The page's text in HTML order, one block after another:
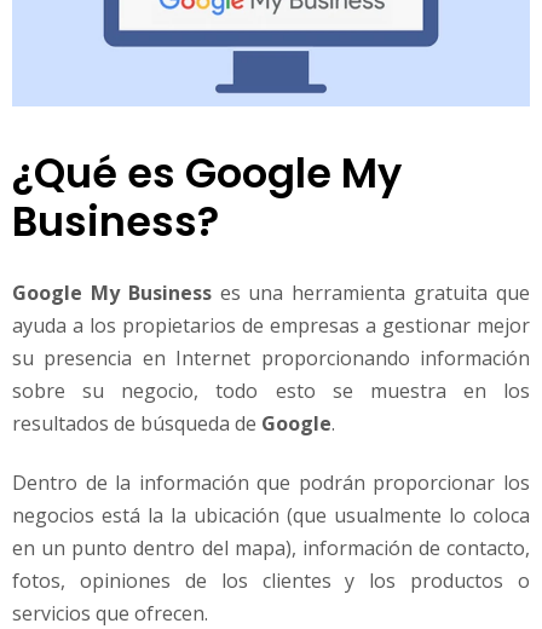
¿Qué es Google My
Business?
Google My Businesses una herramienta gratuita que
ayuda a los propietarios de empresas a gestionar mejor
su presencia en Internet proporcionando información
sobre su negocio, todo esto se muestra en los
resultados de búsqueda de Google.
Dentro de la información que podrán proporcionar los
negocios está la la ubicación (que usualmente lo coloca
en un punto dentro del mapa), información de contacto,
fotos, opiniones de los clientes y los productos o
servicios que ofrecen.